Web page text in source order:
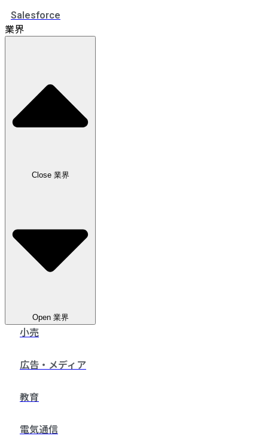
Salesforce
業界
Close 業界
Open 業界
小売
広告・メディア
教育
電気通信